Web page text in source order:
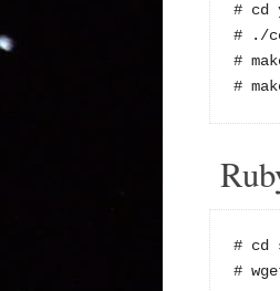
# cd
# ./
#
#
# cd
#